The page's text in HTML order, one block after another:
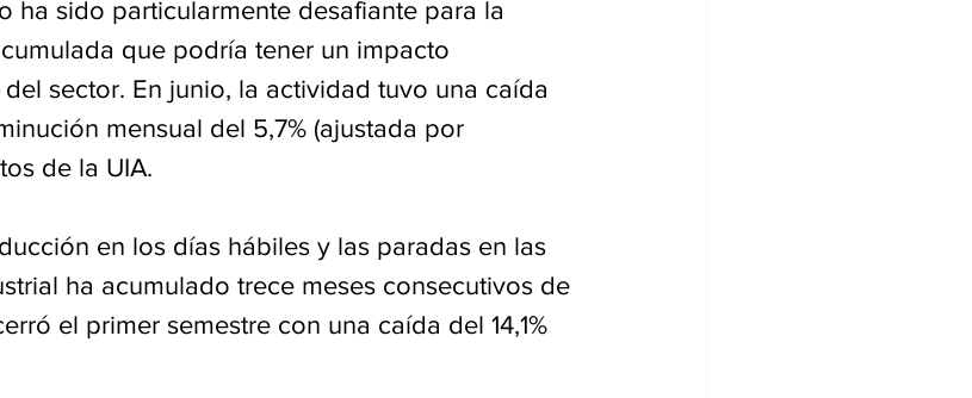
ha sido particularmente desafiante para la
que podría tener un impacto
sector. En junio, la actividad tuvo una caída
mensual del 5,7% (ajustada por
de la UIA.
en los días hábiles y las paradas en las
ha acumulado trece meses consecutivos de
el primer semestre con una caída del 14,1%